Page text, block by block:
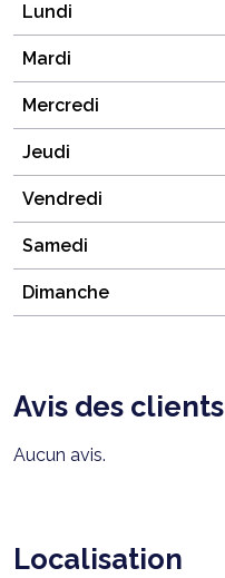
Lundi
Mardi
Mercredi
Jeudi
Vendredi
Samedi
Dimanche
Avis des clients
Aucun avis.
Localisation